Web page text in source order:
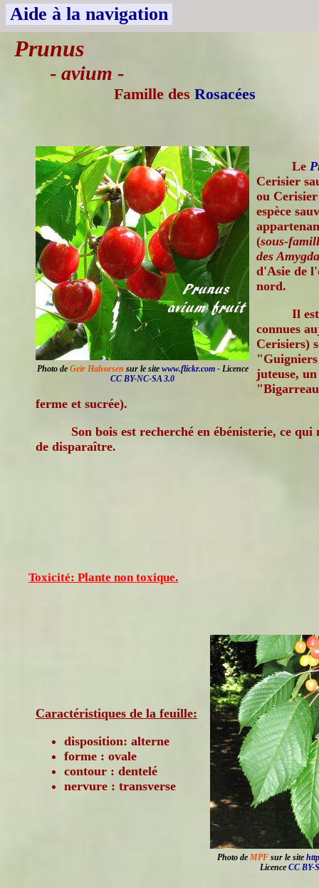
Aide à la navigation
Prunus
- avium -
Famille des Rosacées
Photo de Geir Halvorsen sur le site www.flickr.com- Licence
CC BY-NC-SA 3.0
Le
Cerisier
ou Cerisier
espèce
(sous-
des
d'Asie de
nord.
Il
connues
Cerisiers)
juteuse,
ferme et sucrée).
Son bois est recherché en ébénisterie, ce
de disparaître.
Toxicité: Plante non toxique.
Photo de MPF sur le site
Licence CC BY-
Caractéristiques de la feuille:
disposition: alterne
forme : ovale
contour : dentelé
nervure : transverse